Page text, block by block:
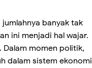
banyak tak
ini menjadi hal wajar.
momen politik,
dalam sistem ekonomi